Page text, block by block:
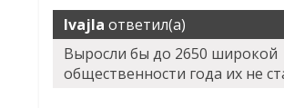
Ivajla ответил(а)
Выросли бы до 2650 широкой
общественности года их не